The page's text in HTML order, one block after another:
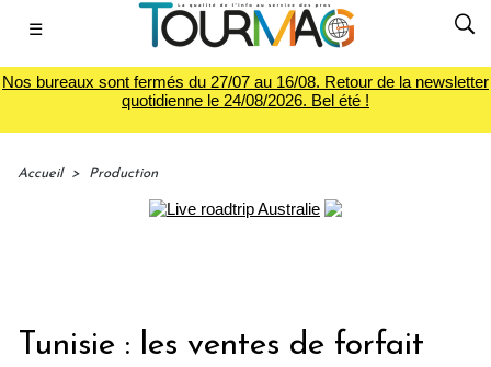
☰
Nos bureaux sont fermés du 27/07 au 16/08. Retour de la newsletter
quotidienne le 24/08/2026. Bel été !
Accueil > Production
Tunisie : les ventes de forfait